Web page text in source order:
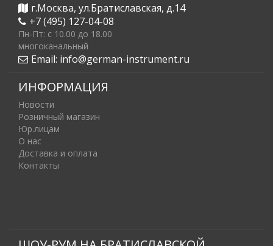
г.Москва, ул.Братиславская, д.14
+7 (495) 127-04-08
Пн-Пт: c 10.00 до 18.00
многоканальный
Email: info@german-instrument.ru
ИНФОРМАЦИЯ
Новости
Розничный магазин
Юр.лицам
О нас
Доставка и оплата
Контакты